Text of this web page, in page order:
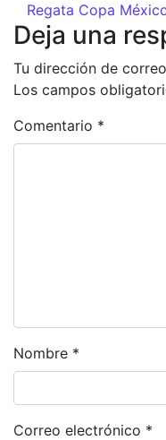
Regata Copa
Deja una
Tu dirección de
Los campos
Comentario *
Nombre *
Correo electrónico *